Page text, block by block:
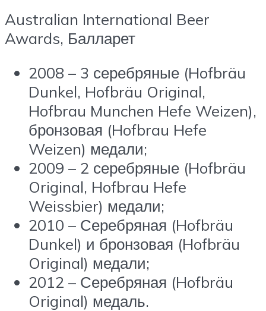
Australian International Beer
Awards, Балларет
2008 – 3 серебряные (Hofbräu
Dunkel, Hofbräu Original,
Hofbrau Munchen Hefe Weizen),
бронзовая (Hofbrau Hefe
Weizen) медали;
2009 – 2 серебряные (Hofbräu
Original, Hofbrau Hefe
Weissbier) медали;
2010 – Серебряная (Hofbräu
Dunkel) и бронзовая (Hofbräu
Original) медали;
2012 – Серебряная (Hofbräu
Original) медаль.